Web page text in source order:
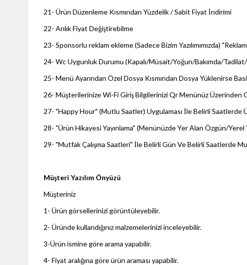
21- Ürün Düzenleme Kısmından Yüzdelik / Sabit Fiyat İndirimi
22- Anlık Fiyat Değiştirebilme
23- Sponsorlu reklam ekleme (Sadece Bizim Yazılımımızda)
24- Wc Uygunluk Durumu (Kapalı/Müsait/Yoğun/Bakımda/
25- Menü Ayarından Özel Dosya Kısmından Dosya Yüklenirse
26- Müşterilerinize Wi-Fi Giriş Bilgilerinizi Qr Menünüz Üzerinden
27- "Happy Hour" (Mutlu Saatler) Uygulaması İle Belirli Saatlerde
28- "Ürün Hikayesi Yayınlama" (Menünüzde Yer Alan Özgün/
29- "Mutfak Çalışma Saatleri" İle Belirli Gün Ve Belirli Saatlerde
Müşteri Yazılım Önyüzü
Müşteriniz
1- Ürün görsellerinizi görüntüleyebilir.
2- Üründe kullandığınız malzemelerinizi inceleyebilir.
3-Ürün ismine göre arama yapabilir.
4- Fiyat aralığına göre ürün araması yapabilir.